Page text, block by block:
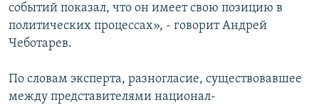
событий показал, что он имеет свою позицию в
политических процессах», - говорит Андрей
Чеботарев.
По словам эксперта, разногласие, существовавшее
между представителями национал-